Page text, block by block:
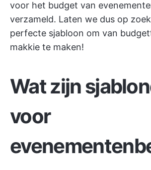
voor het budget van
verzameld. Laten we dus op
perfecte sjabloon om van
makkie te maken!
Wat zijn
voor